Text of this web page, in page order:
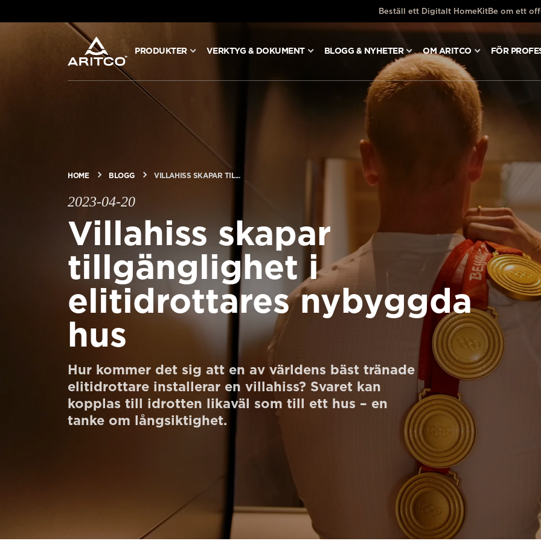
Beställ ett Digitalt HomeKitBe om ett
PRODUKTER VERKTYG & DOKUMENT BLOGG & NYHETER OM ARITCO FÖR
PRODUKTER
FÖR PROFESSIONELLA
Beställ ett Digitalt HomeKit
Be om ett offertförslag
Kontakta oss
Anmälan till nyhetsbrev
HOME BLOGG VILLAHISS SKAPAR TIL...
2023-04-20
Villahiss skapar
tillgänglighet i
elitidrottares nybyggda
hus
Hur kommer det sig att en av världens bäst tränade
elitidrottare installerar en villahiss? Svaret kan
kopplas till idrotten likaväl som till ett hus – en
tanke om långsiktighet.